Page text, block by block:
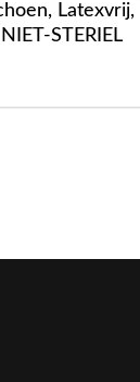
Latexvrij,
STERIEL